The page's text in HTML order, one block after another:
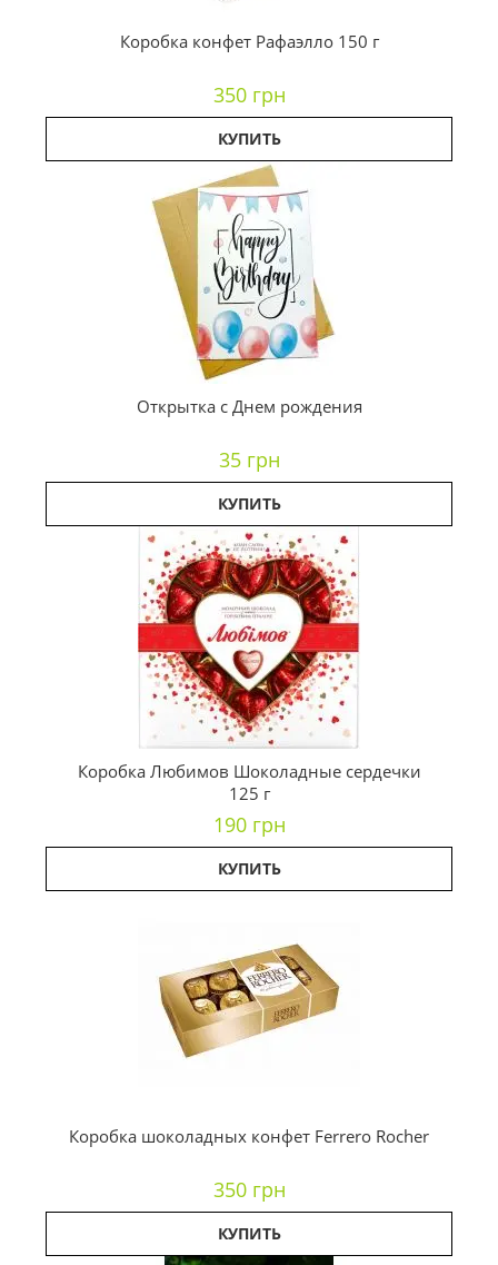
Коробка конфет Рафаэлло 150 г
350 грн
КУПИТЬ
Открытка с Днем рождения
35 грн
КУПИТЬ
Коробка Любимов Шоколадные сердечки
125 г
190 грн
КУПИТЬ
Коробка шоколадных конфет Ferrero Rocher
350 грн
КУПИТЬ